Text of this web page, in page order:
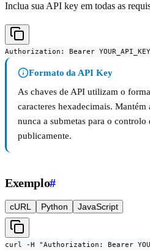
Inclua sua API key em todas as
Authorization: Bearer YOUR_API_KEY
Formato da API Key
As chaves de API utilizam o
caracteres hexadecimais.
nunca a submetas para o controlo
publicamente.
Exemplo#
cURL Python JavaScript
curl -H "Authorization: Bearer